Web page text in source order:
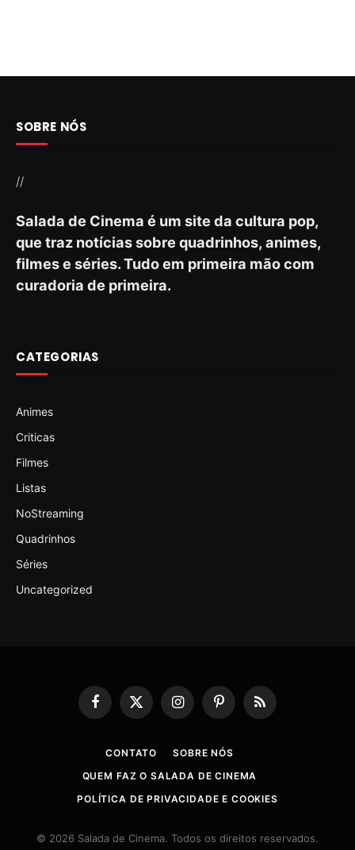
SOBRE NÓS
//
Salada de Cinema é um site da cultura pop,
que traz notícias sobre quadrinhos, animes,
filmes e séries. Tudo em primeira mão com
curadoria de primeira.
CATEGORIAS
Animes
Criticas
Filmes
Listas
NoStreaming
Quadrinhos
Séries
Uncategorized
Facebook
X
InstagramPinterestRSS
CONTATO
SOBRE NÓS
QUEM FAZ O SALADA DE CINEMA
POLÍTICA DE PRIVACIDADE E COOKIES
© 2026 Salada de Cinema. Todos os direitos reservados.